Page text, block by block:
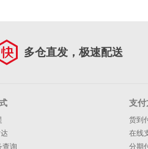
多仓直发，极速配送
查询
支付
货到
在线
分期